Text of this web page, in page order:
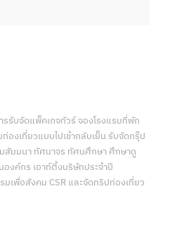
รับจัดแพ็คเกจทัวร์ จองโรงแรมที่พัก
งเที่ยวแบบไปเช้ากลับเย็น รับจัดกรุ๊ป
สัมมนา ทัศนาจร ทัศนศึกษา ศึกษาดู
งค์กร เอาท์ติ้งบริษัทประจำปี
เพื่อสังคม CSR และจัดทริปท่องเที่ยว